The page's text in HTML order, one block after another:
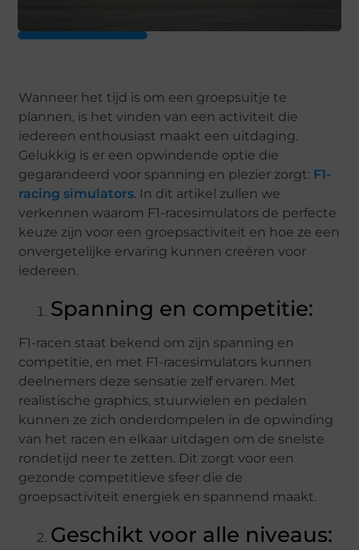
Wanneer het tijd is om een groepsuitje te
plannen, is het vinden van een activiteit die
iedereen enthousiast maakt een uitdaging.
Gelukkig is er een opwindende optie die
gegarandeerd voor spanning en plezier zorgt: F1-
racing simulators. In dit artikel zullen we
verkennen waarom F1-racesimulators de perfecte
keuze zijn voor een groepsactiviteit en hoe ze een
onvergetelijke ervaring kunnen creëren voor
iedereen.
Spanning en competitie:
F1-racen staat bekend om zijn spanning en
competitie, en met F1-racesimulators kunnen
deelnemers deze sensatie zelf ervaren. Met
realistische graphics, stuurwielen en pedalen
kunnen ze zich onderdompelen in de opwinding
van het racen en elkaar uitdagen om de snelste
rondetijd neer te zetten. Dit zorgt voor een
gezonde competitieve sfeer die de
groepsactiviteit energiek en spannend maakt.
Geschikt voor alle niveaus: